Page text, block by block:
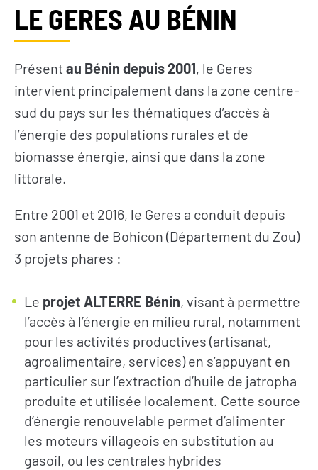
LE GERES AU BÉNIN
Présentau Bénin depuis 2001, le Geres
intervient principalement dans la zone centre-
sud du pays sur les thématiques d’accès à
l’énergie des populations rurales et de
biomasse énergie, ainsi que dans la zone
littorale.
Entre 2001 et 2016, le Geres a conduit depuis
son antenne de Bohicon (Département du Zou)
3 projets phares :
Le projet ALTERRE Bénin, visant à permettre
l’accès à l’énergie en milieu rural, notamment
pour les activités productives (artisanat,
agroalimentaire, services) en s’appuyant en
particulier sur l’extraction d’huile de jatropha
produite et utilisée localement. Cette source
d’énergie renouvelable permet d’alimenter
les moteurs villageois en substitution au
gasoil, ou les centrales hybrides